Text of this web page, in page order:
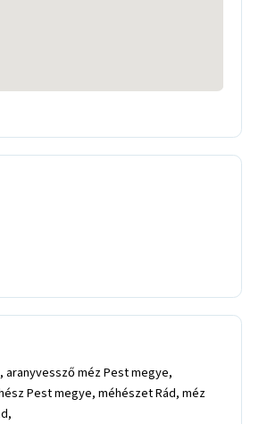
méz Pest megye,
Pest megye, méhészet Rád, méz